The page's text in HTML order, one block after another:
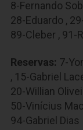
8-Fernando
28-Eduardo ,
89-Cleber , 91-
Reservas: 7-
, 15-Gabriel
20-Willian
50-Vinícius
94-Gabriel Dias